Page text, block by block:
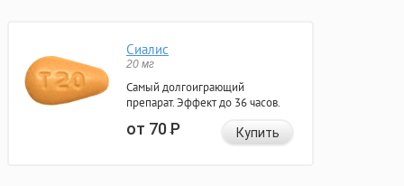
Сиалис
20 мг
Самый долгоиграющий
препарат. Эффект до 36 часов.
от 70Р Купить